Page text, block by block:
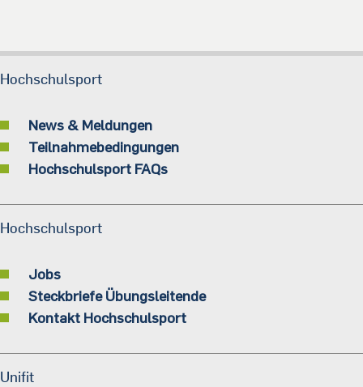
Hochschulsport
News & Meldungen
Teilnahmebedingungen
Hochschulsport FAQs
Hochschulsport
Jobs
Steckbriefe Übungsleitende
Kontakt Hochschulsport
Unifit